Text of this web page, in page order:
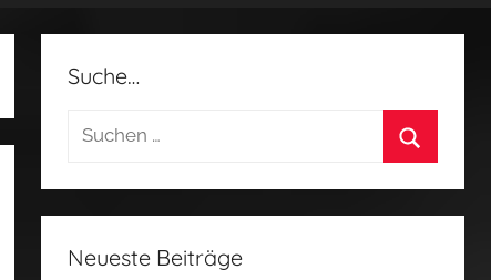
Suche…
Suchen
Neueste Beiträge